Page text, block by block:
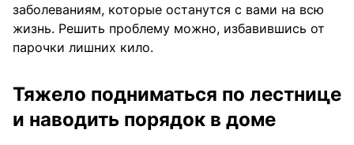
заболеваниям, которые останутся с вами на всю
жизнь. Решить проблему можно, избавившись от
парочки лишних кило.
Тяжело подниматься по лестнице
и наводить порядок в доме